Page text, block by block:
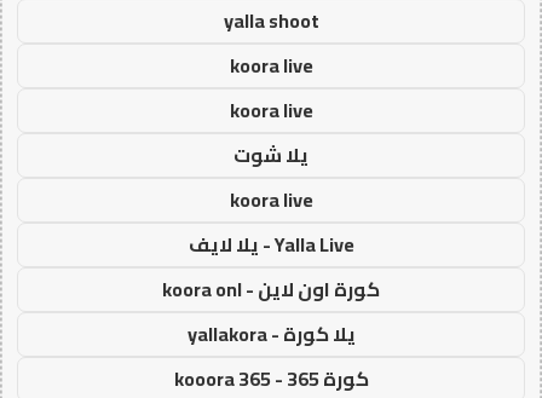
yalla shoot
koora live
koora live
يلا شوت
koora live
Yalla Live - يلا لايف
كورة اون لاين - koora onl
يلا كورة - yallakora
كورة 365 - kooora 365